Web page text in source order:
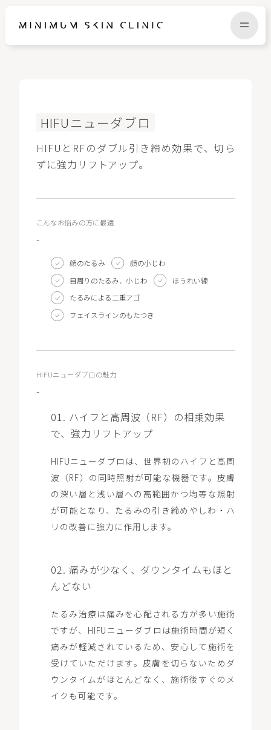
HIFUニューダブロ
HIFUとRFのダブル引き締め効果で、切ら
ずに強力リフトアップ。
こんなお悩みの方に最適
-
顔のたるみ
顔の小じわ
目周りのたるみ、小じわ
ほうれい線
たるみによる二重アゴ
フェイスラインのもたつき
HIFUニューダブロの魅力
-
01. ハイフと高周波（RF）の相乗効果
で、強力リフトアップ
HIFUニューダブロは、世界初のハイフと高周
波（RF）の同時照射が可能な機器です。皮膚
の深い層と浅い層への高範囲かつ均等な照射
が可能となり、たるみの引き締めやしわ・ハ
リの改善に強力に作用します。
02. 痛みが少なく、ダウンタイムもほと
んどない
たるみ治療は痛みを心配される方が多い施術
ですが、HIFUニューダブロは施術時間が短く
痛みが軽減されているため、安心して施術を
受けていただけます。皮膚を切らないためダ
ウンタイムがほとんどなく、施術後すぐのメ
イクも可能です。
NEWS
CAMPAIGN
MENU / PRICE
LOCATION
COLUMN